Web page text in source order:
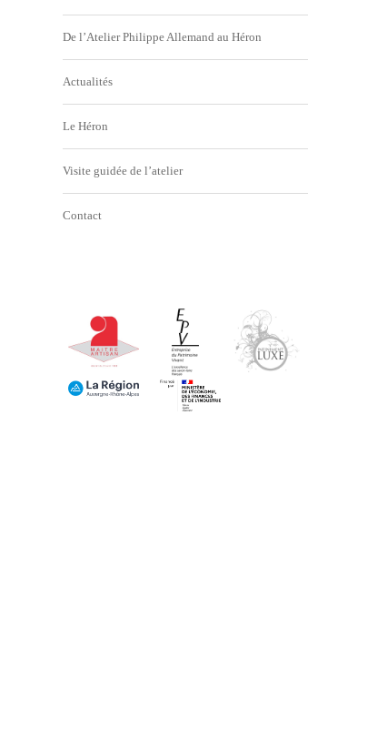
De l’Atelier Philippe Allemand au Héron
Actualités
Le Héron
Visite guidée de l’atelier
Contact